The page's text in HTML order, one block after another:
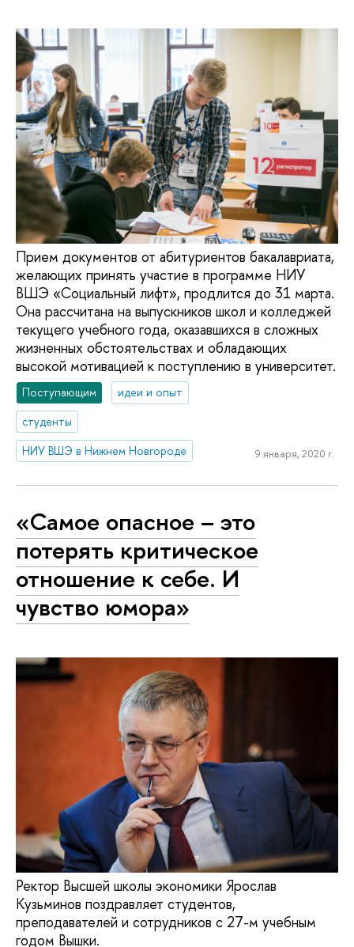
Прием документов от абитуриентов бакалавриата,
желающих принять участие в программе НИУ
ВШЭ «Социальный лифт», продлится до 31 марта.
Она рассчитана на выпускников школ и колледжей
текущего учебного года, оказавшихся в сложных
жизненных обстоятельствах и обладающих
высокой мотивацией к поступлению в университет.
Поступающим
идеи и опыт
студенты
НИУ ВШЭ в Нижнем Новгороде
9 января, 2020 г.
«Самое опасное – это
потерять критическое
отношение к себе. И
чувство юмора»
Ректор Высшей школы экономики Ярослав
Кузьминов поздравляет студентов,
преподавателей и сотрудников с 27-м учебным
годом Вышки.